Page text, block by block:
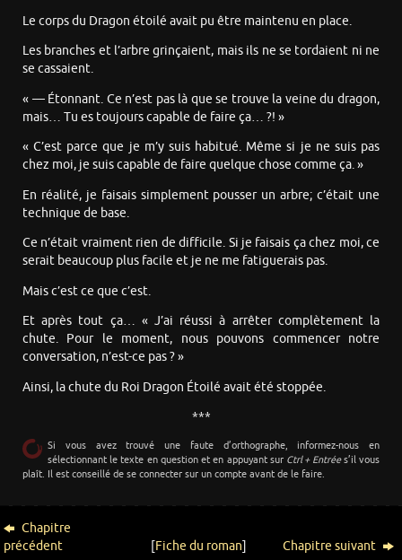
Le corps du Dragon étoilé avait pu être maintenu en place.
Les branches et l’arbre grinçaient, mais ils ne se tordaient ni ne
se cassaient.
« — Étonnant. Ce n’est pas là que se trouve la veine du dragon,
mais… Tu es toujours capable de faire ça… ?! »
« C’est parce que je m’y suis habitué. Même si je ne suis pas
chez moi, je suis capable de faire quelque chose comme ça. »
En réalité, je faisais simplement pousser un arbre; c’était une
technique de base.
Ce n’était vraiment rien de difficile. Si je faisais ça chez moi, ce
serait beaucoup plus facile et je ne me fatiguerais pas.
Mais c’est ce que c’est.
Et après tout ça… « J’ai réussi à arrêter complètement la
chute. Pour le moment, nous pouvons commencer notre
conversation, n’est-ce pas ? »
Ainsi, la chute du Roi Dragon Étoilé avait été stoppée.
***
Si vous avez trouvé une faute d’orthographe, informez-nous en
sélectionnant le texte en question et en appuyant sur Ctrl + Entrées’il vous
plaît. Il est conseillé de se connecter sur un compte avant de le faire.
Chapitre
précédent
[Fiche du roman] Chapitre suivant